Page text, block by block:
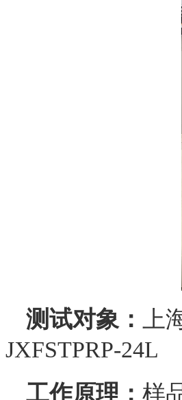
测试对象：
上
JXFSTPRP-24L
工作原理： 样